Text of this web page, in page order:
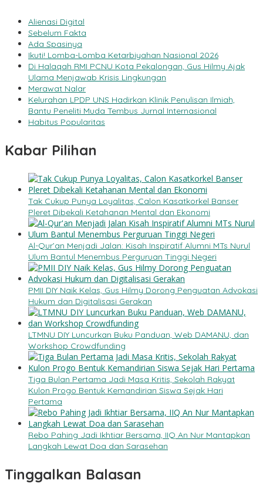
Alienasi Digital
Sebelum Fakta
Ada Spasinya
Ikuti! Lomba-Lomba Ketarbiyahan Nasional 2026
Di Halaqah RMI PCNU Kota Pekalongan, Gus Hilmy Ajak
Ulama Menjawab Krisis Lingkungan
Merawat Nalar
Kelurahan LPDP UNS Hadirkan Klinik Penulisan Ilmiah,
Bantu Peneliti Muda Tembus Jurnal Internasional
Habitus Popularitas
Kabar Pilihan
Tak Cukup Punya Loyalitas, Calon Kasatkorkel Banser
Pleret Dibekali Ketahanan Mental dan Ekonomi
Al-Qur’an Menjadi Jalan: Kisah Inspiratif Alumni MTs Nurul
Ulum Bantul Menembus Perguruan Tinggi Negeri
PMII DIY Naik Kelas, Gus Hilmy Dorong Penguatan Advokasi
Hukum dan Digitalisasi Gerakan
LTMNU DIY Luncurkan Buku Panduan, Web DAMANU, dan
Workshop Crowdfunding
Tiga Bulan Pertama Jadi Masa Kritis, Sekolah Rakyat
Kulon Progo Bentuk Kemandirian Siswa Sejak Hari
Pertama
Rebo Pahing Jadi Ikhtiar Bersama, IIQ An Nur Mantapkan
Langkah Lewat Doa dan Sarasehan
Tinggalkan Balasan